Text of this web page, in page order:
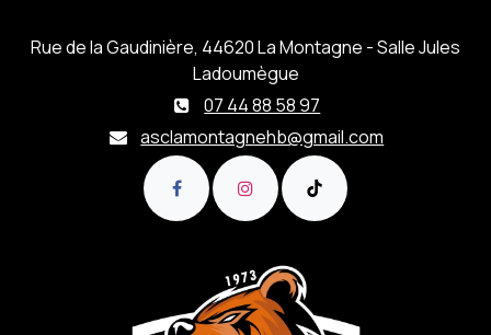
Rue de la Gaudinière, 44620 La Montagne - Salle Jules
Ladoumègue
07 44 88 58 97
asclamontagnehb@gmail.com